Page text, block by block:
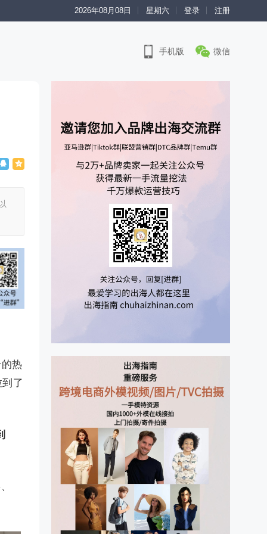
2026年08月08日 星期六 登录 注册
手机版 微信
热
了